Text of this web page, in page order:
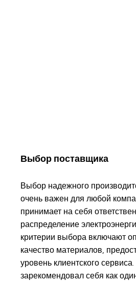
Выбор поставщика
Выбор надежного
очень важен для любой
принимает на себя
распределение
критерии выбора включают
качество материалов,
уровень клиентского
зарекомендовал себя как